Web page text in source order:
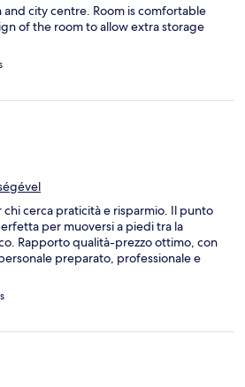
and city centre. Room is comfortable
of the room to allow extra storage
cerca praticità e risparmio. Il punto
per muoversi a piedi tra la
Rapporto qualità-prezzo ottimo, con
preparato, professionale e